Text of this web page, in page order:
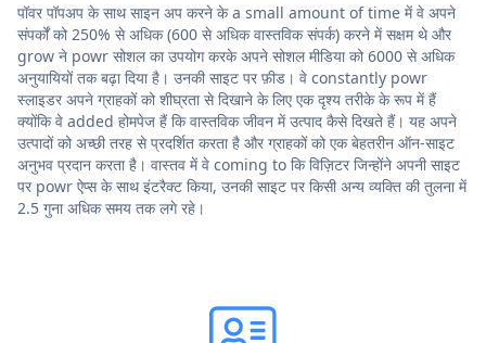
पॉवर पॉपअप के साथ साइन अप करने के a small amount of time में वे अपने
संपर्कों को 250% से अधिक (600 से अधिक वास्तविक संपर्क) करने में सक्षम थे और
grow ने powr सोशल का उपयोग करके अपने सोशल मीडिया को 6000 से अधिक
अनुयायियों तक बढ़ा दिया है। उनकी साइट पर फ़ीड। वे constantly powr
स्लाइडर अपने ग्राहकों को शीघ्रता से दिखाने के लिए एक दृश्य तरीके के रूप में हैं
क्योंकि वे added होमपेज हैं कि वास्तविक जीवन में उत्पाद कैसे दिखते हैं। यह अपने
उत्पादों को अच्छी तरह से प्रदर्शित करता है और ग्राहकों को एक बेहतरीन ऑन-साइट
अनुभव प्रदान करता है। वास्तव में वे coming to कि विज़िटर जिन्होंने अपनी साइट
पर powr ऐप्स के साथ इंटरैक्ट किया, उनकी साइट पर किसी अन्य व्यक्ति की तुलना में
2.5 गुना अधिक समय तक लगे रहे।